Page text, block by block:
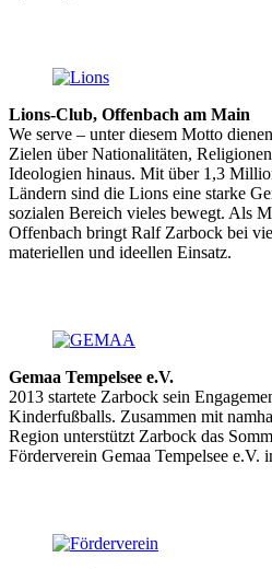
Lions-Club, Offenbach am Main
We serve – unter diesem Motto
Zielen über Nationalitäten,
Ideologien hinaus. Mit über 1,3
Ländern sind die Lions eine starke
sozialen Bereich vieles bewegt. Als
Offenbach bringt Ralf Zarbock bei
materiellen und ideellen Einsatz.
Gemaa Tempelsee e.V.
2013 startete Zarbock sein
Kinderfußballs. Zusammen mit
Region unterstützt Zarbock das
Förderverein Gemaa Tempelsee e.V.